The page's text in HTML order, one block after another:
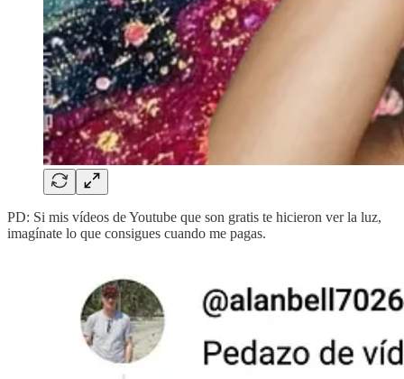
PD: Si mis vídeos de Youtube que son gratis te hicieron ver la luz,
imagínate lo que consigues cuando me pagas.